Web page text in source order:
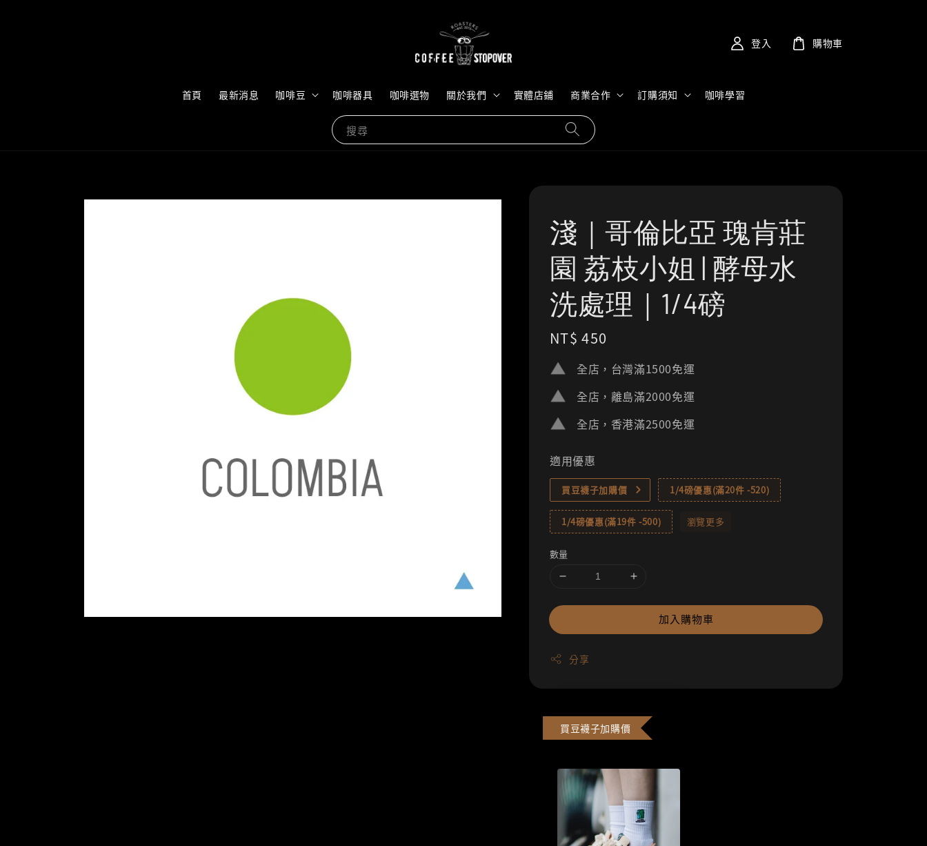
搜尋
首頁 最新消息 咖啡豆 咖啡器具 咖啡選物 關於我們 實體店鋪 商業合作 訂購須知 咖啡學習
登入 購物車
淺｜哥倫比亞 瑰肯莊
園 荔枝小姐 | 酵母水
洗處理｜1/4磅
Regular
price
NT$ 450
全店，台灣滿1500免運
全店，離島滿2000免運
全店，香港滿2500免運
適用優惠
買豆襪子加購價 1/4磅優惠(滿20件 -520)
1/4磅優惠(滿19件 -500) 瀏覽更多
數量
加入購物車
分享
買豆襪子加購價